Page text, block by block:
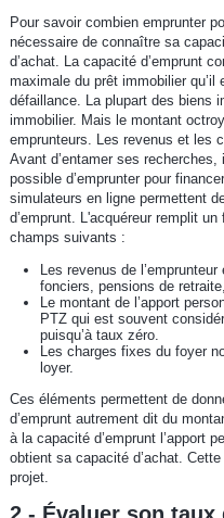
Pour savoir combien emprunter
nécessaire de connaître sa
d’achat. La capacité d’emprunt
maximale du prêt immobilier
défaillance. La plupart des biens
immobilier. Mais le montant
emprunteurs. Les revenus et les
Avant d’entamer ses
possible d’emprunter pour
simulateurs en ligne permettent
d’emprunt. L'acquéreur remplit
champs suivants :
Les revenus de
fonciers, pensions de
Le montant de l’apport
PTZ qui est souvent
puisqu’à taux zéro.
Les charges fixes du foyer
loyer.
Ces éléments permettent de
d’emprunt autrement dit du
à la capacité d’emprunt l’apport
obtient sa capacité d’achat.
projet.